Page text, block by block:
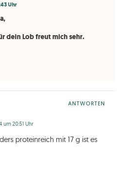
Uhr
dein Lob freut mich sehr.
um 20:51 Uhr
proteinreich mit 17 g ist es
ANTWORTEN